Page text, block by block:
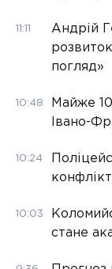
11:11
Андрій
погляд»
10:48
Майже
Івано-
10:24
10:03
стане